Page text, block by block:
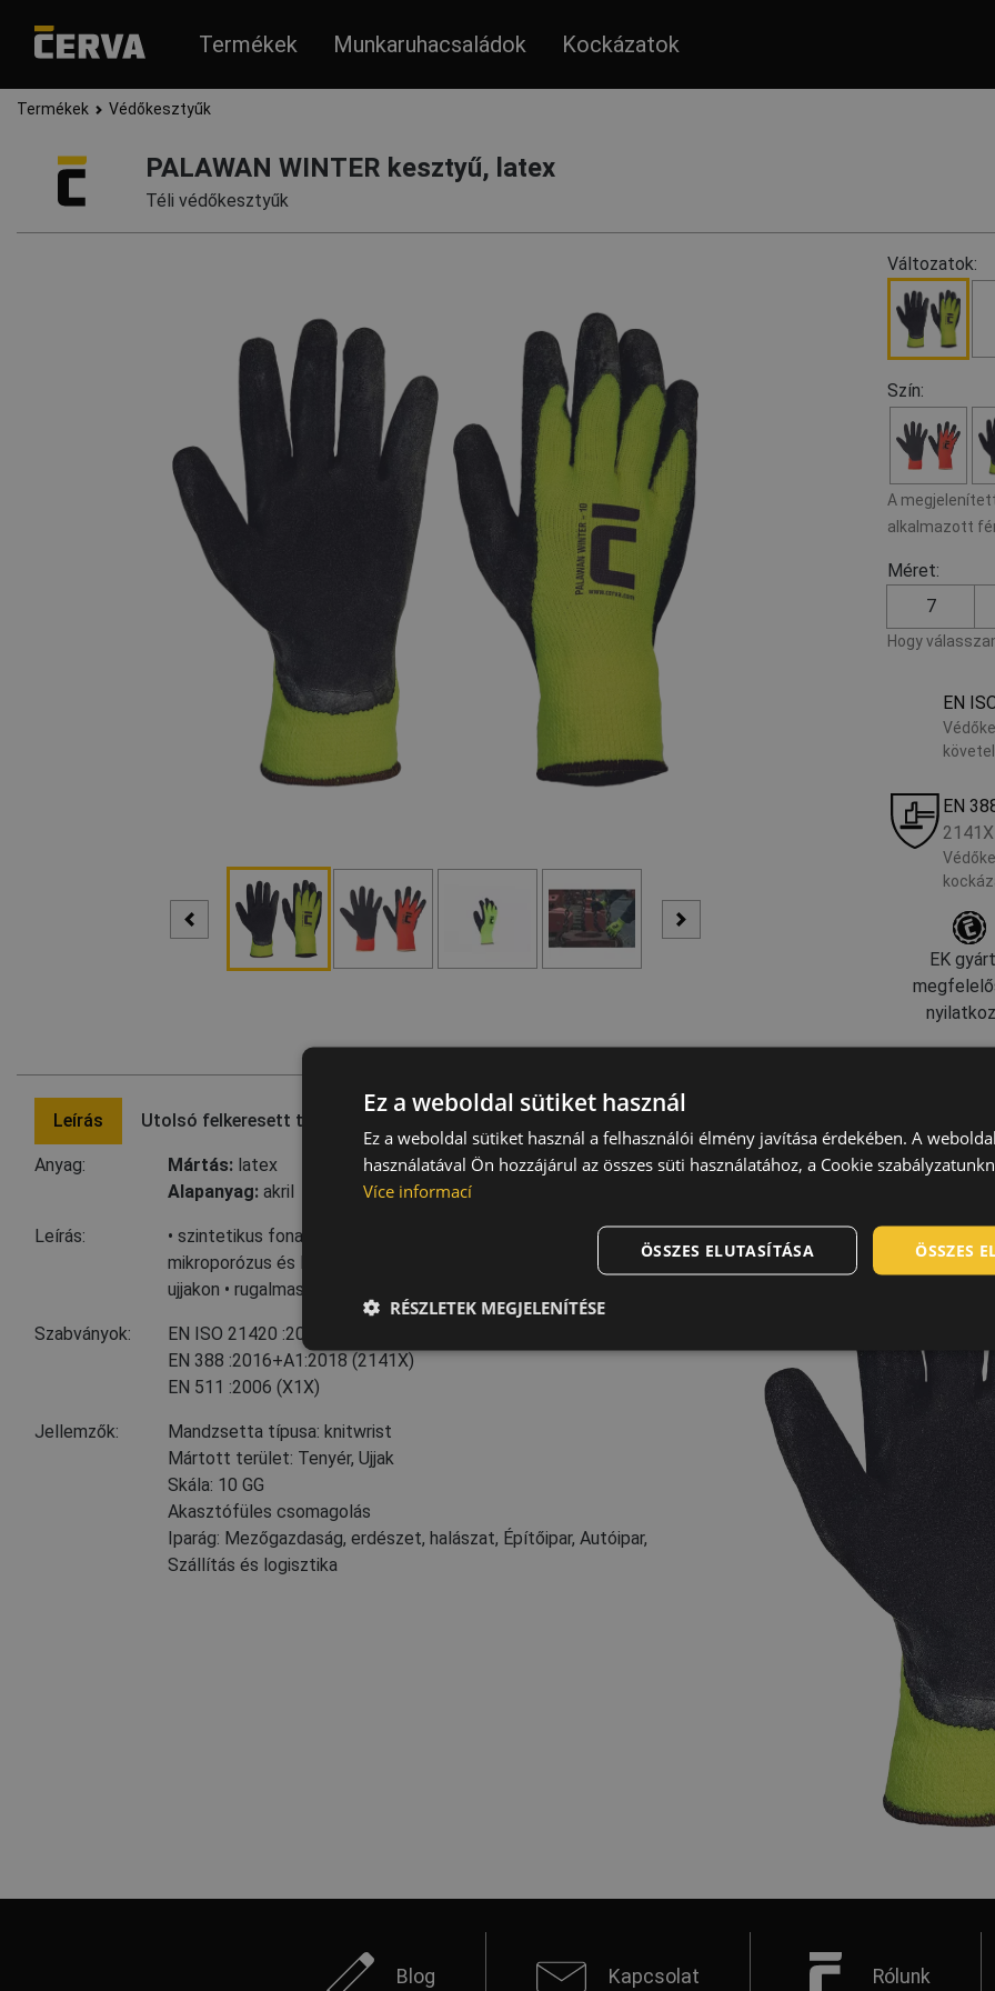
Termékek Munkaruhacsaládok Kockázatok
Termékek Védőkesztyűk
PALAWAN WINTER kesztyű, latex
Téli védőkesztyűk
Változatok:
Szín:
A
alkalmazott
Méret:
7
Hogy
EN
EN
2141X
EK
Leírás Utolsó felkeresett termék
Anyag: Mártás: latex
Alapanyag: akril
Leírás:
• szintetikus fonalból kötött, bélelt, varrat nélküli védőkesztyű •
mikroporózus és légáteresztő latex réteggel a tenyéren és az
ujjakon • rugalmas kötött bordázattal a csuklón
Szabványok: EN ISO 21420 :2020+A1:2024
EN 388 :2016+A1:2018 (2141X)
EN 511 :2006 (X1X)
Jellemzők:
Mandzsetta típusa: knitwrist
Mártott terület: Tenyér, Ujjak
Skála: 10 GG
Akasztófüles csomagolás
Iparág: Mezőgazdaság, erdészet, halászat, Építőipar, Autóipar,
Szállítás és logisztika
Blog Kapcsolat Rólunk
Ez a weboldal sütiket használ
Ez a weboldal sütiket használ a felhasználói élmény javítása érdekében. A
használatával Ön hozzájárul az összes süti használatához, a Cookie
Více informací
ÖSSZES
ÖSSZES ELUTASÍTÁSA
RÉSZLETEK MEGJELENÍTÉSE